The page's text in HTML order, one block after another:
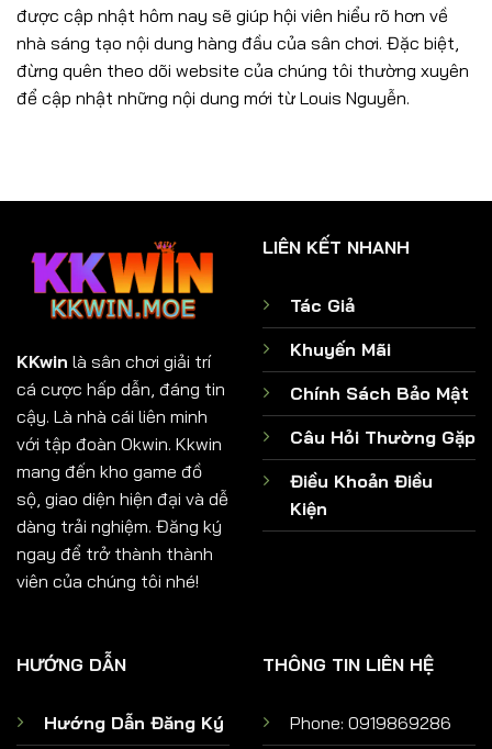
được cập nhật hôm nay sẽ giúp hội viên hiểu rõ hơn về
nhà sáng tạo nội dung hàng đầu của sân chơi. Đặc biệt,
đừng quên theo dõi website của chúng tôi thường xuyên
để cập nhật những nội dung mới từ Louis Nguyễn.
KKwin là sân chơi giải trí
cá cược hấp dẫn, đáng tin
cậy. Là nhà cái liên minh
với tập đoàn Okwin. Kkwin
mang đến kho game đồ
sộ, giao diện hiện đại và dễ
dàng trải nghiệm. Đăng ký
ngay để trở thành thành
viên của chúng tôi nhé!
LIÊN KẾT NHANH
Tác Giả
Khuyến Mãi
Chính Sách Bảo Mật
Câu Hỏi Thường Gặp
Điều Khoản Điều
Kiện
HƯỚNG DẪN
Hướng Dẫn Đăng Ký
THÔNG TIN LIÊN HỆ
Phone: 0919869286